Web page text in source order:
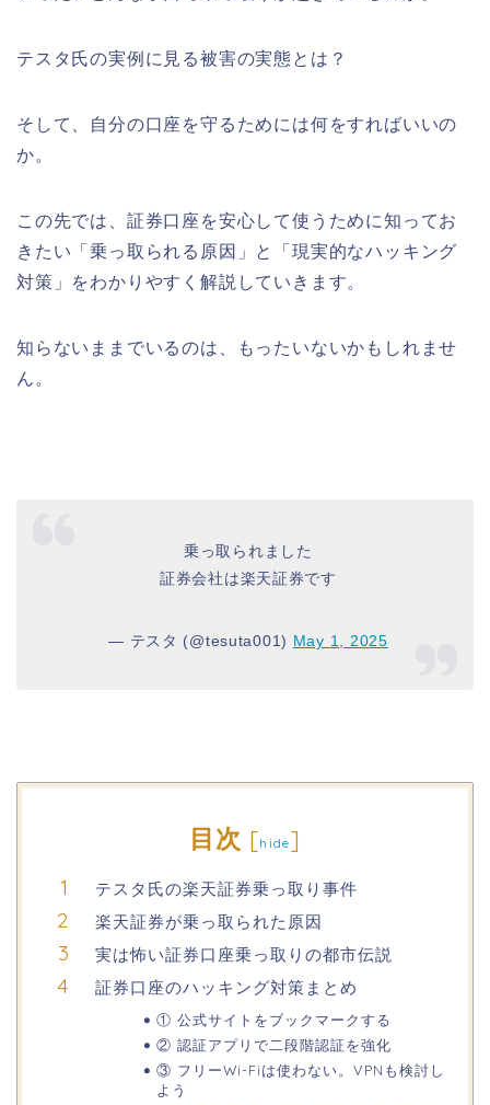
テスタ氏の実例に見る被害の実態とは？
そして、自分の口座を守るためには何をすればいいの
か。
この先では、証券口座を安心して使うために知ってお
きたい「乗っ取られる原因」と「現実的なハッキング
対策」をわかりやすく解説していきます。
知らないままでいるのは、もったいないかもしれませ
ん。
乗っ取られました
証券会社は楽天証券です
— テスタ (@tesuta001) May 1, 2025
目次 [hide]
テスタ氏の楽天証券乗っ取り事件
楽天証券が乗っ取られた原因
実は怖い証券口座乗っ取りの都市伝説
証券口座のハッキング対策まとめ
① 公式サイトをブックマークする
② 認証アプリで二段階認証を強化
③ フリーWi-Fiは使わない。VPNも検討し
よう